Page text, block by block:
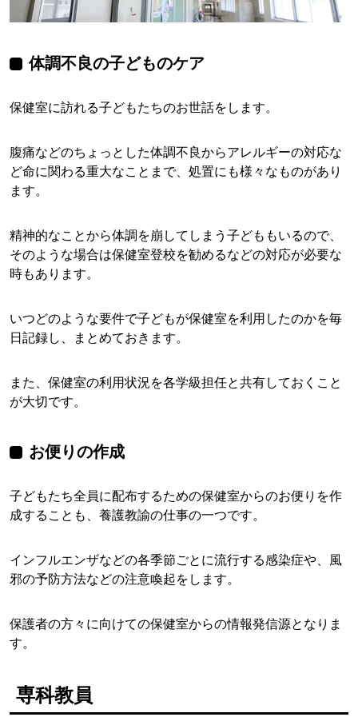
体調不良の子どものケア
保健室に訪れる子どもたちのお世話をします。
腹痛などのちょっとした体調不良からアレルギーの対応な
ど命に関わる重大なことまで、処置にも様々なものがあり
ます。
精神的なことから体調を崩してしまう子どももいるので、
そのような場合は保健室登校を勧めるなどの対応が必要な
時もあります。
いつどのような要件で子どもが保健室を利用したのかを毎
日記録し、まとめておきます。
また、保健室の利用状況を各学級担任と共有しておくこと
が大切です。
お便りの作成
子どもたち全員に配布するための保健室からのお便りを作
成することも、養護教諭の仕事の一つです。
インフルエンザなどの各季節ごとに流行する感染症や、風
邪の予防方法などの注意喚起をします。
保護者の方々に向けての保健室からの情報発信源となりま
す。
専科教員